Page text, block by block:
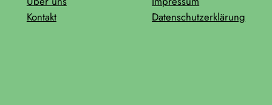
Kontakt
Datenschutzerklärung